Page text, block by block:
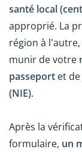
santé local
approprié. La
région à
munir de votre
passeport et
(NIE).
Après la
formulaire, un